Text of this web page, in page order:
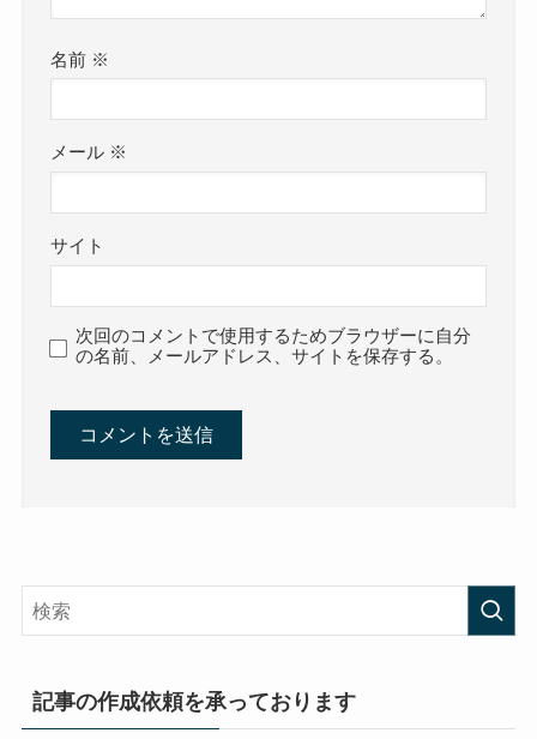
名前 ※
メール ※
サイト
次回のコメントで使用するためブラウザーに自分
の名前、メールアドレス、サイトを保存する。
記事の作成依頼を承っております